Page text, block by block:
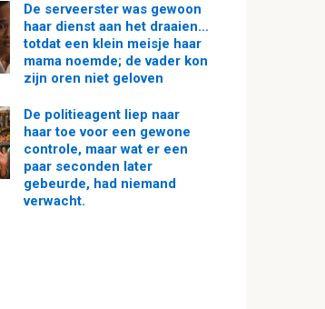
De serveerster was gewoon
haar dienst aan het draaien…
totdat een klein meisje haar
mama noemde; de vader kon
zijn oren niet geloven
De politieagent liep naar
haar toe voor een gewone
controle, maar wat er een
paar seconden later
gebeurde, had niemand
verwacht.